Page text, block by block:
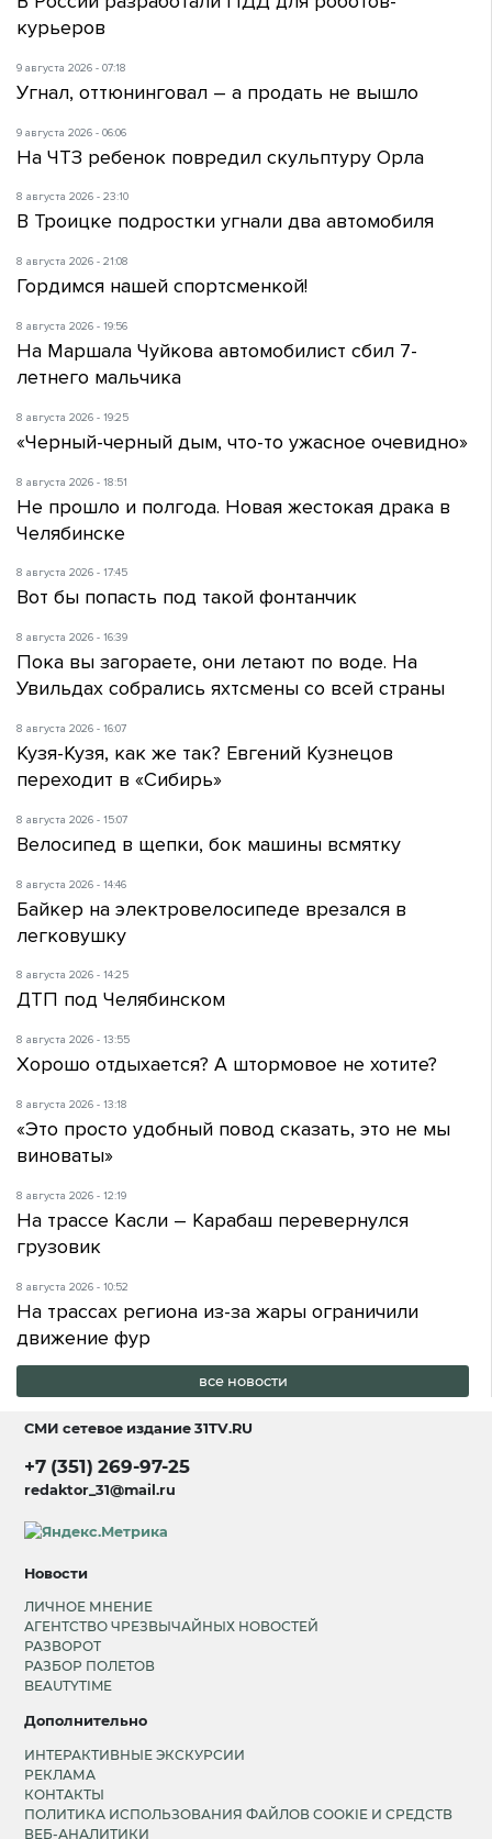
курьеров
9 августа 2026 - 07:18
Угнал, оттюнинговал – а продать не вышло
9 августа 2026 - 06:06
На ЧТЗ ребенок повредил скульптуру Орла
8 августа 2026 - 23:10
В Троицке подростки угнали два автомобиля
8 августа 2026 - 21:08
Гордимся нашей спортсменкой!
8 августа 2026 - 19:56
На Маршала Чуйкова автомобилист сбил 7-
летнего мальчика
8 августа 2026 - 19:25
«Черный-черный дым, что-то ужасное очевидно»
8 августа 2026 - 18:51
Не прошло и полгода. Новая жестокая драка в
Челябинске
8 августа 2026 - 17:45
Вот бы попасть под такой фонтанчик
8 августа 2026 - 16:39
Пока вы загораете, они летают по воде. На
Увильдах собрались яхтсмены со всей страны
8 августа 2026 - 16:07
Кузя-Кузя, как же так? Евгений Кузнецов
переходит в «Сибирь»
8 августа 2026 - 15:07
Велосипед в щепки, бок машины всмятку
8 августа 2026 - 14:46
Байкер на электровелосипеде врезался в
легковушку
8 августа 2026 - 14:25
ДТП под Челябинском
8 августа 2026 - 13:55
Хорошо отдыхается? А штормовое не хотите?
8 августа 2026 - 13:18
«Это просто удобный повод сказать, это не мы
виноваты»
8 августа 2026 - 12:19
На трассе Касли – Карабаш перевернулся
грузовик
8 августа 2026 - 10:52
На трассах региона из-за жары ограничили
движение фур
все новости
СМИ сетевое издание31TV.RU
+7 (351) 269-97-25
redaktor_31@mail.ru
Новости
ЛИЧНОЕ МНЕНИЕ
АГЕНТСТВО ЧРЕЗВЫЧАЙНЫХ НОВОСТЕЙ
РАЗВОРОТ
РАЗБОР ПОЛЕТОВ
BEAUTYTIME
Дополнительно
ИНТЕРАКТИВНЫЕ ЭКСКУРСИИ
РЕКЛАМА
КОНТАКТЫ
ПОЛИТИКА ИСПОЛЬЗОВАНИЯ ФАЙЛОВ COOKIE И СРЕДСТВ
ВЕБ-АНАЛИТИКИ